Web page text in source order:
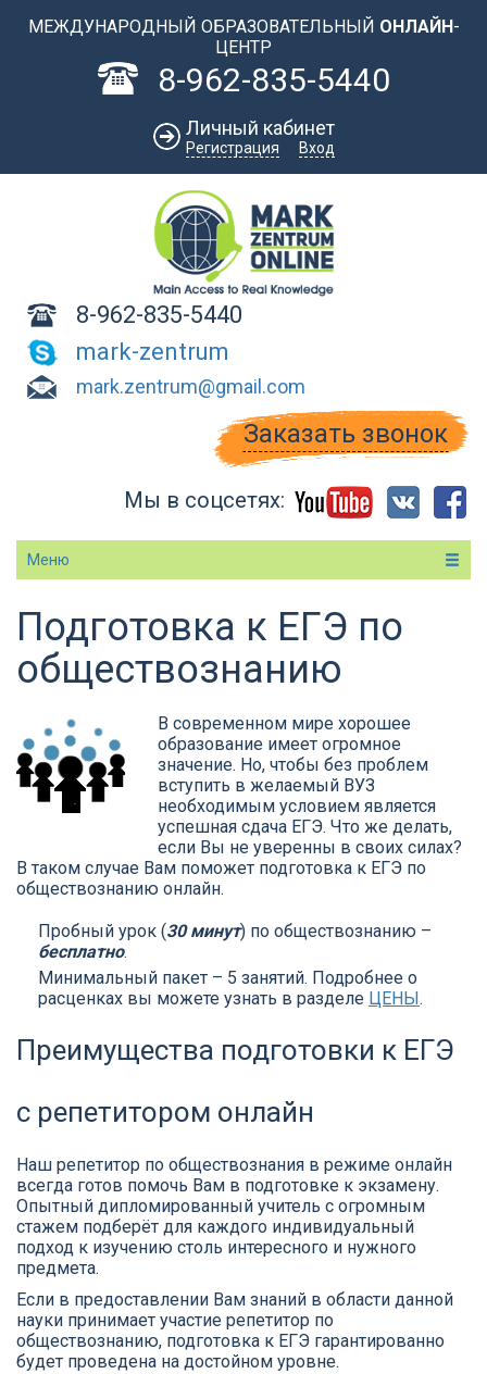
МЕЖДУНАРОДНЫЙ ОБРАЗОВАТЕЛЬНЫЙ ОНЛАЙН-
ЦЕНТР
8-962-835-5440
Личный кабинет
Регистрация Вход
8-962-835-5440
mark-zentrum
mark.zentrum@gmail.com
Заказать звонок
Мы в соцсетях:
Меню
Вы здесь
Подготовка к ЕГЭ по
обществознанию
В современном мире хорошее
образование имеет огромное
значение. Но, чтобы без проблем
вступить в желаемый ВУЗ
необходимым условием является
успешная сдача ЕГЭ. Что же делать,
если Вы не уверенны в своих силах?
В таком случае Вам поможет подготовка к ЕГЭ по
обществознанию онлайн.
Пробный урок (30 минут) по обществознанию –
бесплатно.
Минимальный пакет – 5 занятий. Подробнее о
расценках вы можете узнать в разделе ЦЕНЫ .
Преимущества подготовки к ЕГЭ
с репетитором онлайн
Наш репетитор по обществознания в режиме онлайн
всегда готов помочь Вам в подготовке к экзамену.
Опытный дипломированный учитель с огромным
стажем подберёт для каждого индивидуальный
подход к изучению столь интересного и нужного
предмета.
Если в предоставлении Вам знаний в области данной
науки принимает участие репетитор по
обществознанию, подготовка к ЕГЭ гарантированно
будет проведена на достойном уровне.